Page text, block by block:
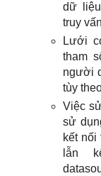
dữ
truy
Lưới
tham
người
tùy
Việc
sử
kết nối
lẫn